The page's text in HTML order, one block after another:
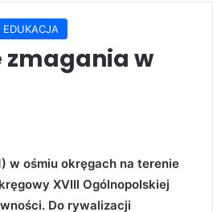
EDUKACJA
zmagania w
w ośmiu okręgach na terenie
XVIII Ogólnopolskiej
Do rywalizacji